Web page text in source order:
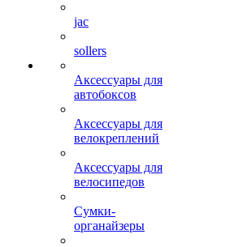
jac
sollers
Аксессуары для
автобоксов
Аксессуары для
велокреплений
Аксессуары для
велосипедов
Сумки-
органайзеры